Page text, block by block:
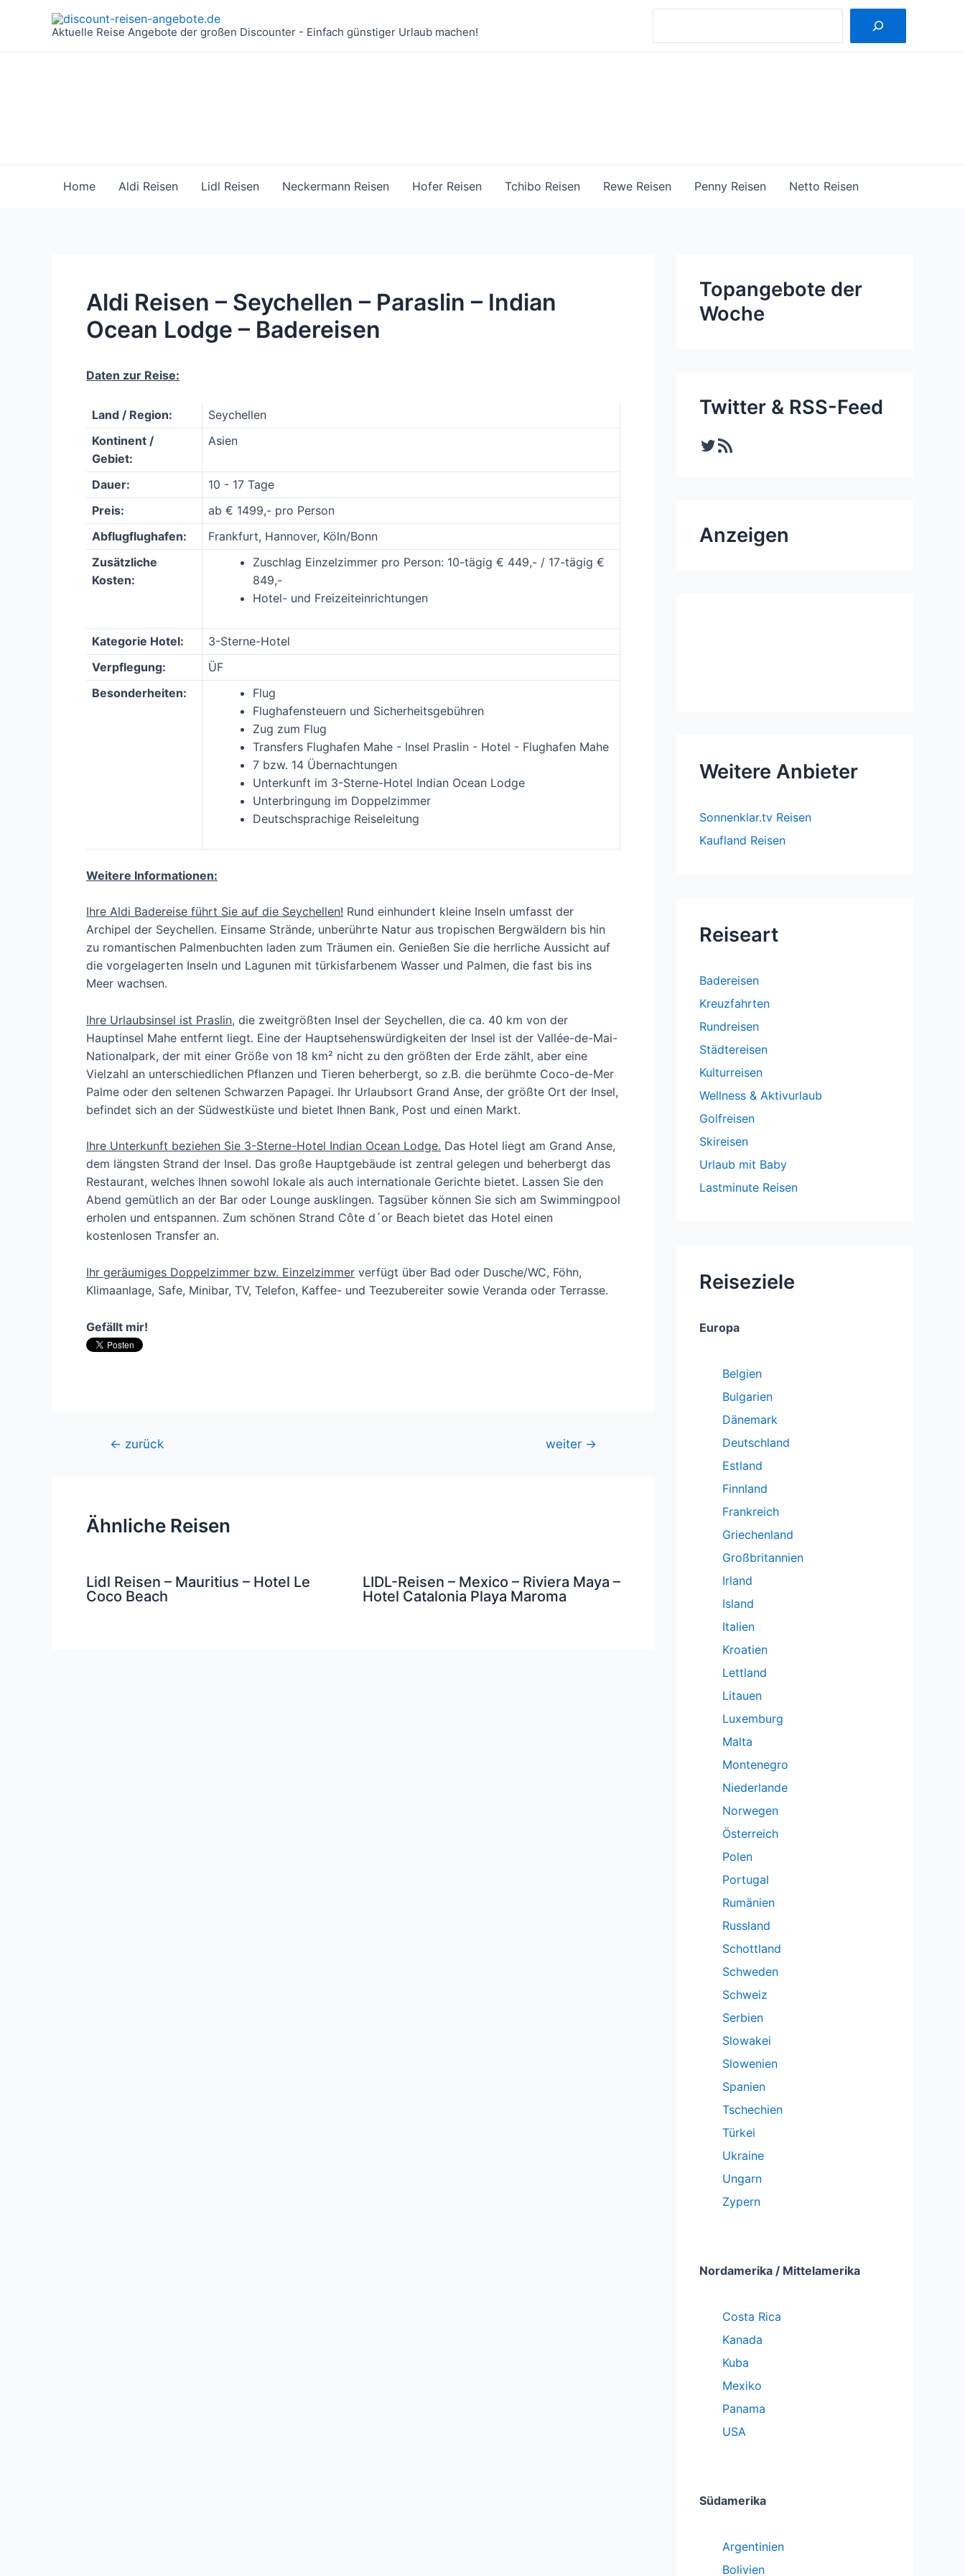
Aktuelle Reise Angebote der großen Discounter - Einfach günstiger Urlaub machen!
Home Aldi Reisen Lidl Reisen Neckermann Reisen Hofer Reisen Tchibo Reisen Rewe Reisen Penny Reisen Netto Reisen
Aldi Reisen – Seychellen – Paraslin – Indian
Ocean Lodge – Badereisen
Daten zur Reise:
Land / Region:
Seychellen
Kontinent /
Gebiet:
Asien
Dauer:
10 - 17 Tage
Preis:
ab € 1499,- pro Person
Abflugflughafen:
Frankfurt, Hannover, Köln/Bonn
Zusätzliche
Kosten:
Zuschlag Einzelzimmer pro Person: 10-tägig € 449,- / 17-tägig €
849,-
Hotel- und Freizeiteinrichtungen
Kategorie Hotel:
3-Sterne-Hotel
Verpflegung:
ÜF
Besonderheiten:
Flug
Flughafensteuern und Sicherheitsgebühren
Zug zum Flug
Transfers Flughafen Mahe - Insel Praslin - Hotel - Flughafen Mahe
7 bzw. 14 Übernachtungen
Unterkunft im 3-Sterne-Hotel Indian Ocean Lodge
Unterbringung im Doppelzimmer
Deutschsprachige Reiseleitung
Weitere Informationen:
Ihre Aldi Badereise führt Sie auf die Seychellen! Rund einhundert kleine Inseln umfasst der
Archipel der Seychellen. Einsame Strände, unberührte Natur aus tropischen Bergwäldern bis hin
zu romantischen Palmenbuchten laden zum Träumen ein. Genießen Sie die herrliche Aussicht auf
die vorgelagerten Inseln und Lagunen mit türkisfarbenem Wasser und Palmen, die fast bis ins
Meer wachsen.
Ihre Urlaubsinsel ist Praslin, die zweitgrößten Insel der Seychellen, die ca. 40 km von der
Hauptinsel Mahe entfernt liegt. Eine der Hauptsehenswürdigkeiten der Insel ist der Vallée-de-Mai-
Nationalpark, der mit einer Größe von 18 km² nicht zu den größten der Erde zählt, aber eine
Vielzahl an unterschiedlichen Pflanzen und Tieren beherbergt, so z.B. die berühmte Coco-de-Mer
Palme oder den seltenen Schwarzen Papagei. Ihr Urlaubsort Grand Anse, der größte Ort der Insel,
befindet sich an der Südwestküste und bietet Ihnen Bank, Post und einen Markt.
Ihre Unterkunft beziehen Sie 3-Sterne-Hotel Indian Ocean Lodge. Das Hotel liegt am Grand Anse,
dem längsten Strand der Insel. Das große Hauptgebäude ist zentral gelegen und beherbergt das
Restaurant, welches Ihnen sowohl lokale als auch internationale Gerichte bietet. Lassen Sie den
Abend gemütlich an der Bar oder Lounge ausklingen. Tagsüber können Sie sich am Swimmingpool
erholen und entspannen. Zum schönen Strand Côte d´or Beach bietet das Hotel einen
kostenlosen Transfer an.
Ihr geräumiges Doppelzimmer bzw. Einzelzimmer verfügt über Bad oder Dusche/WC, Föhn,
Klimaanlage, Safe, Minibar, TV, Telefon, Kaffee- und Teezubereiter sowie Veranda oder Terrasse.
Gefällt mir!
Beitragsnavigation
← zurück weiter →
Ähnliche Reisen
Lidl Reisen – Mauritius – Hotel Le
Coco Beach
LIDL-Reisen – Mexico – Riviera Maya –
Hotel Catalonia Playa Maroma
Topangebote der
Woche
Twitter & RSS-Feed
Twitter RSS-Feed
Anzeigen
Weitere Anbieter
Sonnenklar.tv Reisen
Kaufland Reisen
Reiseart
Badereisen
Kreuzfahrten
Rundreisen
Städtereisen
Kulturreisen
Wellness & Aktivurlaub
Golfreisen
Skireisen
Urlaub mit Baby
Lastminute Reisen
Reiseziele
Europa
Belgien
Bulgarien
Dänemark
Deutschland
Estland
Finnland
Frankreich
Griechenland
Großbritannien
Irland
Island
Italien
Kroatien
Lettland
Litauen
Luxemburg
Malta
Montenegro
Niederlande
Norwegen
Österreich
Polen
Portugal
Rumänien
Russland
Schottland
Schweden
Schweiz
Serbien
Slowakei
Slowenien
Spanien
Tschechien
Türkei
Ukraine
Ungarn
Zypern
Nordamerika / Mittelamerika
Costa Rica
Kanada
Kuba
Mexiko
Panama
USA
Südamerika
Argentinien
Bolivien